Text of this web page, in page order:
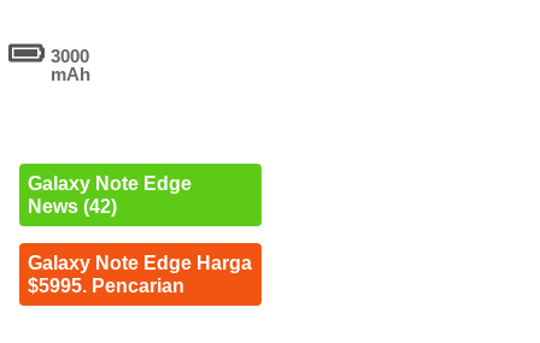
3000
mAh
Galaxy Note Edge
News (42)
Galaxy Note Edge Harga
$5995. Pencarian